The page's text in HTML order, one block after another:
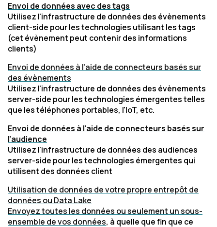
Envoi de données avec des tags
Utilisez l'infrastructure de données des évènements
client-side pour les technologies utilisant les tags
(cet évènement peut contenir des informations
clients)
Envoi de données à l'aide de connecteurs basés sur
des évènements
Utilisez l'infrastructure de données des évènements
server-side pour les technologies émergentes telles
que les téléphones portables, l'IoT, etc.
Envoi de données à l'aide de connecteurs basés sur
l'audience
Utilisez l'infrastructure de données des audiences
server-side pour les technologies émergentes qui
utilisent des données client
Utilisation de données de votre propre entrepôt de
données ou Data Lake
Envoyez toutes les données ou seulement un sous-
ensemble de vos données, à quelle que fin que ce